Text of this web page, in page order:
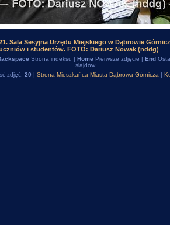
Sala Sesyjna Urzędu Miejskiego w Dąbrowie
i studentów. FOTO: Dariusz Nowak (nddg)
Strona indeksu | Home Pierwsze zdjęcie | End
slajdów
zdjęć: 20 | Strona Mieszkańca Miasta Dąbrowa Górnicza |